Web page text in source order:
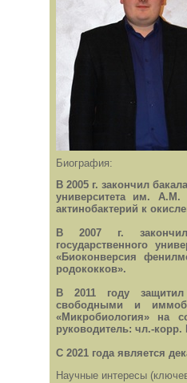
Биография:
В 2005 г. закончил
университета им. А.М.
актинобактерий к
В 2007 г. закончил
государственного
«Биоконверсия
родококков».
В 2011 году защитил
свободными и
«Микробиология» на
руководитель: чл.-
С 2021 года является
Научные интересы